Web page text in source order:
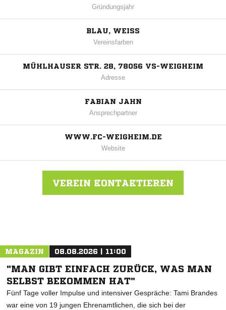
Gründungsjahr
BLAU, WEISS
Vereinsfarben
MÜHLHAUSER STR. 28, 78056 VS-WEIGHEIM
Adresse
FABIAN JAHN
Ansprechpartner
WWW.FC-WEIGHEIM.DE
Website
VEREIN KONTAKTIEREN
MAGAZIN 08.08.2026 | 11:00
"MAN GIBT EINFACH ZURÜCK, WAS MAN
SELBST BEKOMMEN HAT"
Fünf Tage voller Impulse und intensiver Gespräche: Tami Brandes
war eine von 19 jungen Ehrenamtlichen, die sich bei der